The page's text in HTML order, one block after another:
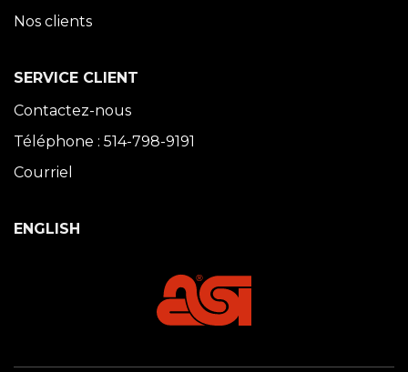
Nos clients
SERVICE CLIENT
Contactez-nous
Téléphone : 514-798-9191
Courriel
ENGLISH